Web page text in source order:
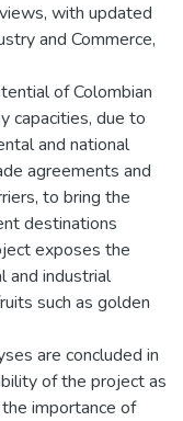
with updated
and Commerce,
of Colombian
capacities, due to
and national
agreements and
to bring the
destinations
exposes the
and industrial
such as golden
are concluded in
of the project as
importance of